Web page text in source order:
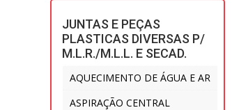
JUNTAS E PEÇAS
PLASTICAS DIVERSAS P/
M.L.R./M.L.L. E SECAD.
AQUECIMENTO DE ÁGUA E AR
ASPIRAÇÃO CENTRAL